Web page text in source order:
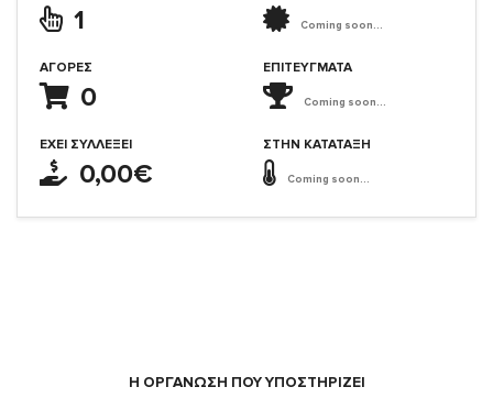
1
ΑΓΟΡΈΣ
0
ΈΧΕΙ ΣΥΛΛΈΞΕΙ
0,00€
Coming soon...
ΕΠΙΤΕΎΓΜΑΤΑ
Coming soon...
ΣΤΗΝ ΚΑΤΆΤΑΞΗ
Coming soon...
Η ΟΡΓΆΝΩΣΗ ΠΟΥ ΥΠΟΣΤΗΡΙΖΕΙ